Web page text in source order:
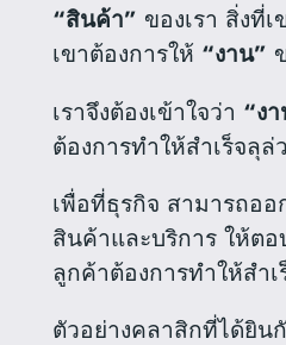
“สินค้า” ของเรา สิ่งที่
เขาต้องการให้ “งาน”
เราจึงต้องเข้าใจว่า “ง
ต้องการทำให้สำเร็จลุล่
เพื่อที่ธุรกิจ สามารถอ
สินค้าและบริการ ให้ต
ลูกค้าต้องการทำให้สำเ
ตัวอย่างคลาสิกที่ได้ยิน